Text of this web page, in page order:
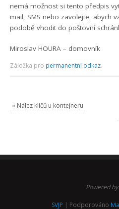
nemá možnost si tento předpis
mail, SMS nebo zavolejte, abych
podobě vhodit do poštovní
Miroslav HOURA – domovník
Záložka pro permanentní odkaz.
« Nález klíčů u kontejneru
Powered by
SVJP | Podporováno